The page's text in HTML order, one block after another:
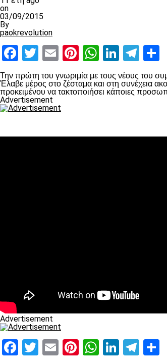
on
03/09/2015
By
paokrevolution
Facebook
Twitter
EmailPinterest
WhatsApp
Την πρώτη του γνωριμία με τους νέους του
Έλαβε μέρος στο ζέσταμα και στη συνέχεια
προκειμένου να τακτοποιήσει κάποιες
Advertisement
Advertisement
Facebook
Twitter
EmailPinterest
WhatsApp